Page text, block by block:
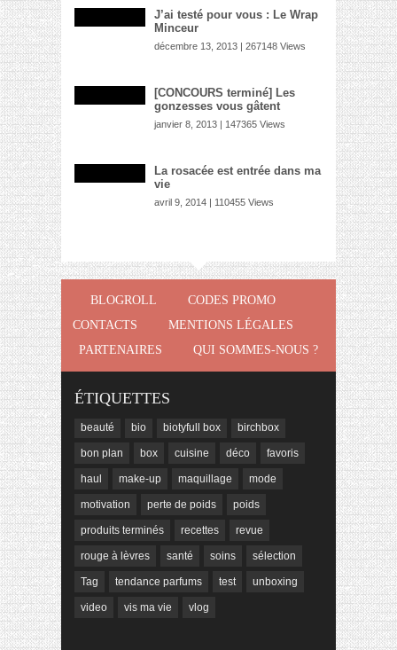
J’ai testé pour vous : Le Wrap
Minceur
décembre 13, 2013 | 267148 Views
[CONCOURS terminé] Les
gonzesses vous gâtent
janvier 8, 2013 | 147365 Views
La rosacée est entrée dans ma
vie
avril 9, 2014 | 110455 Views
BLOGROLL
CODES PROMO
CONTACTS
MENTIONS LÉGALES
PARTENAIRES
QUI SOMMES-NOUS ?
ÉTIQUETTES
beauté bio biotyfull box birchbox
bon plan box cuisine déco favoris
haul make-up maquillage mode
motivation perte de poids poids
produits terminés recettes revue
rouge à lèvres santé soins sélection
Tag tendance parfums test unboxing
video vis ma vie vlog